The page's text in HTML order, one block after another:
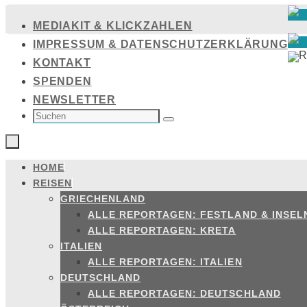
Inhalt
springen
MEDIAKIT & KLICKZAHLEN
IMPRESSUM & DATENSCHUTZERKLÄRUNG
KONTAKT
SPENDEN
NEWSLETTER
SUCHEN
NACH: Suchen
Zum
Inhalt
springen
HOME
REISEN
GRIECHENLAND
ALLE REPORTAGEN: FESTLAND &
ALLE REPORTAGEN: KRETA
ITALIEN
ALLE REPORTAGEN: ITALIEN
DEUTSCHLAND
ALLE REPORTAGEN: DEUTSCHLAND